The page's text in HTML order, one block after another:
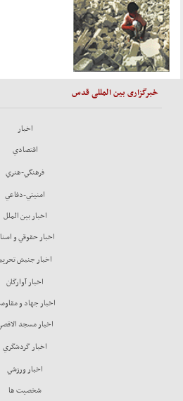
خبرگزاری بین المللی قدس
اخبار
اقتصادي
فرهنگي-هنري
امنيتي-دفاعي
اخبار بين الملل
اخبار حقوقي و
اخبار جنبش
اخبار آوارگان
اخبار جهاد و
اخبار مسجد
اخبار گردشگري
اخبار ورزشي
شخصيت ها